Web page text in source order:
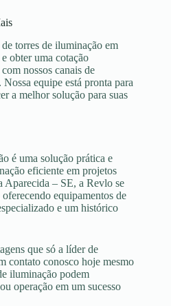
torres de iluminação em
obter uma cotação
nossos canais de
equipe está pronta para
a melhor solução para suas
é uma solução prática e
eficiente em projetos
Aparecida – SE, a Revlo se
equipamentos de
e um histórico
que só a líder de
contato conosco hoje mesmo
iluminação podem
operação em um sucesso